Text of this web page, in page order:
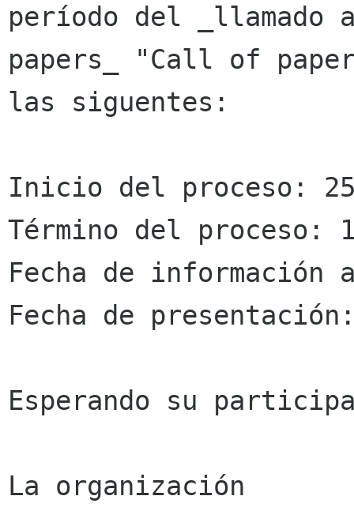
período del _llamado
papers_ "Call of
las siguentes:
Inicio del proceso:
Término del proceso:
Fecha de información
Fecha de
Esperando su
La organización